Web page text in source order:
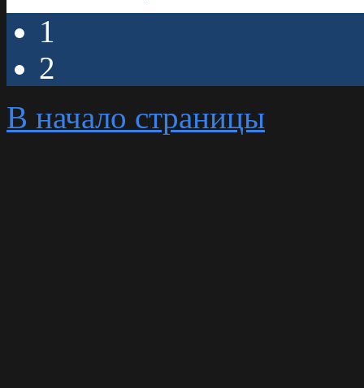
1
2
В начало страницы